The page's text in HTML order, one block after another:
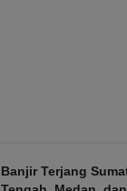
Banjir Terjang